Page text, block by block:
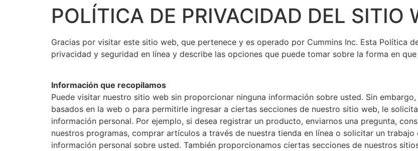
POLÍTICA DE PRIVACIDAD DEL SITIO
Gracias por visitar este sitio web, que pertenece y es operado por Cummins Inc. Esta Política
privacidad y seguridad en línea y describe las opciones que puede tomar sobre la forma en
Información que recopilamos
Puede visitar nuestro sitio web sin proporcionar ninguna información sobre usted. Sin
basados ​​en la web o para permitirle ingresar a ciertas secciones de nuestro sitio web, le
información personal. Por ejemplo, si desea registrar un producto, enviarnos una pregunta,
nuestros programas, comprar artículos a través de nuestra tienda en línea o solicitar un
información personal sobre usted. También proporcionamos ciertas secciones de nuestros